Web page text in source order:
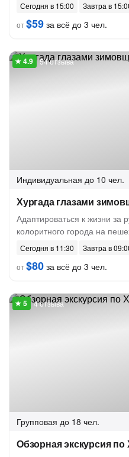
Сегодня в 15:00
Завтра в
от$59 за всё до 3 чел.
54 отзыва
Индивидуальная до 10 чел.
Хургада глазами
Адаптироваться к жизни за
колоритного города на
Сегодня в 11:30
Завтра в
от$80 за всё до 3 чел.
4 отзыва
Групповая до 18 чел.
Обзорная экскурсия по